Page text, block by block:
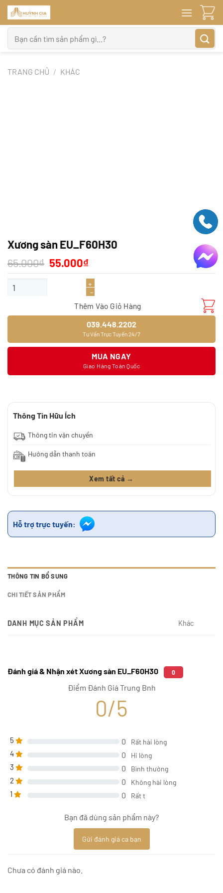
Bỏ
qua
nội
dung
kiếm:
TRANG CHỦ / KHÁC
Xương sàn EU_F60H30
65.000₫ Giá
gốc
là:
55.000₫Giá
hiện
tại
là:
55.000₫.
Xương sàn EU_F60H30 số lượng
Thêm Vào Giỏ Hàng
039.448.2202
Tư Vấn Trực Tuyến 24/7
MUA NGAY
Giao Hàng Toàn Quốc
Thông Tin Hữu Ích
Thông tin vận chuyển
Hướng dẫn thanh toán
Xem tất cả →
Hỗ trợ trực tuyến:
THÔNG TIN BỔ SUNG
CHI TIẾT SẢN PHẨM
DANH MỤC SẢN PHẨM Khác
Đánh giá & Nhận xét Xương sàn EU_F60H30 0
Điểm Đánh Giá Trung Bnh
0/5
5 0 Rất hài lòng
4 0 Hi lòng
3 0 Bình thường
2 0 Không hài lòng
1 0 Rất t
Bạn đã dùng sản phẩm này?
Gửi đánh giá ca bạn
Chưa có đánh giá nào.